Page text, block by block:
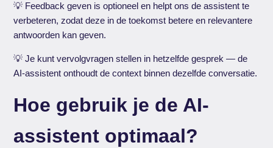
💡 Feedback geven is optioneel en helpt ons de assistent te
verbeteren, zodat deze in de toekomst betere en relevantere
antwoorden kan geven.
💡 Je kunt vervolgvragen stellen in hetzelfde gesprek — de
AI-assistent onthoudt de context binnen dezelfde conversatie.
Hoe gebruik je de AI-
assistent optimaal?